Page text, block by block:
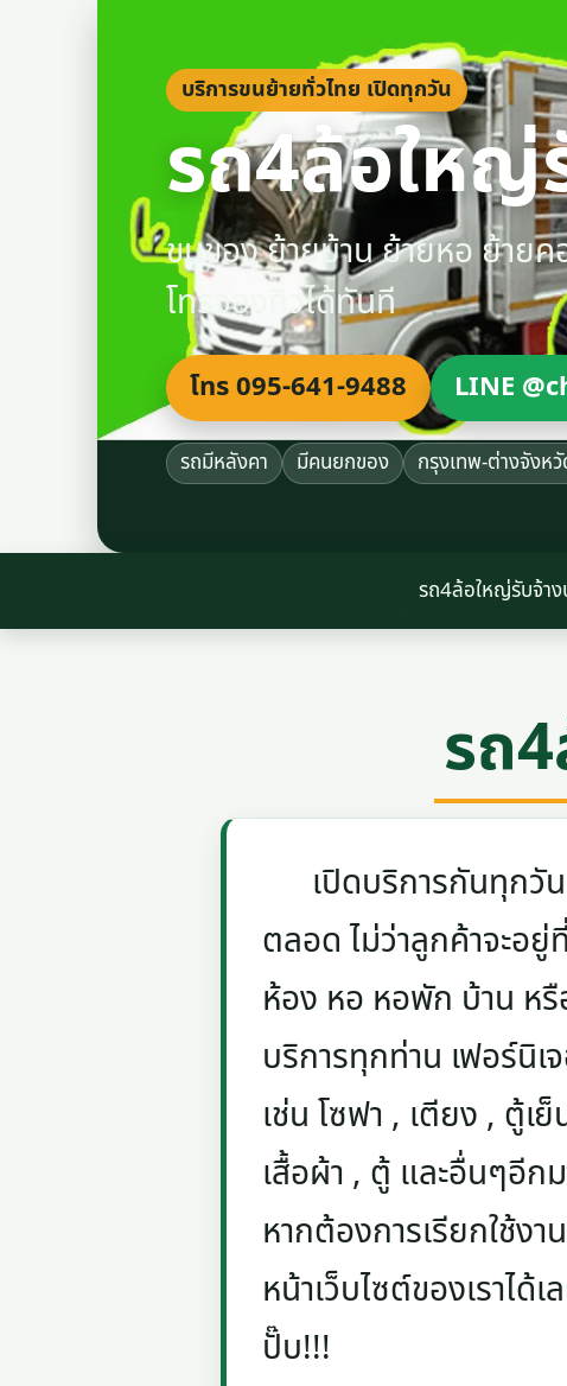
บริการขนย้ายทั่วไทย เปิดทุกวัน
รถ4ล้อใหญ่
ขนของ ย้ายบ้าน ย้ายหอ ย้าย
โทรจองคิวได้ทันที
โทร 095-641-9488 LINE
รถมีหลังคา มีคนยกของ กรุงเทพ-ต่างจังห
รถ4ล้อใหญ่รับจ้า
รถ
เปิดบริการกันทุกวัน
ตลอด ไม่ว่าลูกค้าจะอยู่
ห้อง หอ หอพัก บ้าน ห
บริการทุกท่าน เฟอร์นิเ
เช่น โซฟา , เตียง , ตู้
เสื้อผ้า , ตู้ และอื่นๆอีก
หากต้องการเรียกใช้ง
หน้าเว็บไซต์ของเราไ
ปั๊บ!!!